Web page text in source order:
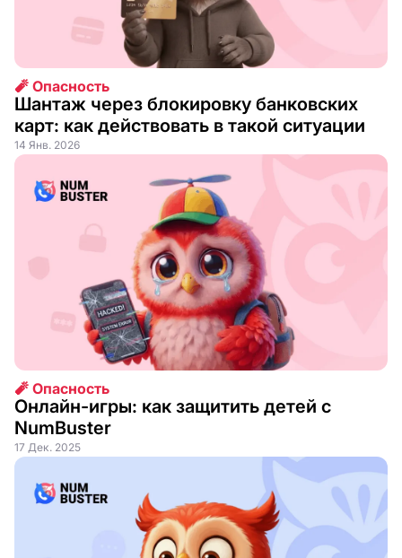
🧨 Опасность
Шантаж через блокировку банковских
карт: как действовать в такой ситуации
14 Янв. 2026
🧨 Опасность
Онлайн-игры: как защитить детей с
NumBuster
17 Дек. 2025